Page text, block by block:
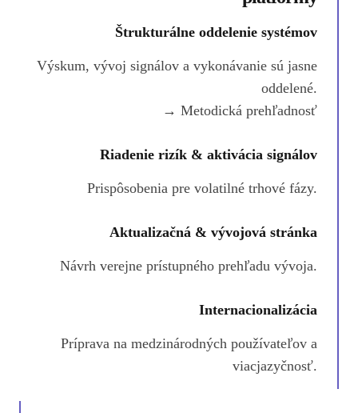
Štrukturálne oddelenie systémov
Výskum, vývoj signálov a vykonávanie sú jasne
oddelené.
→ Metodická prehľadnosť
Riadenie rizík & aktivácia signálov
Prispôsobenia pre volatilné trhové fázy.
Aktualizačná & vývojová stránka
Návrh verejne prístupného prehľadu vývoja.
Internacionalizácia
Príprava na medzinárodných používateľov a
viacjazyčnosť.